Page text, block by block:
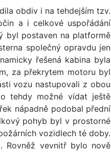
obdiv i na tehdejším tzv.
a i celkové uspořádání
byl postaven na platformě
společný opravdu jen
řešená kabina byla
za překrytem motoru byl
vozu nastupovali z obou
tehdy možné vídat ještě
nápadně podobal přední
pohyb byl v prostorné
vozidlech té doby.
Rovněž vevnitř bylo nově